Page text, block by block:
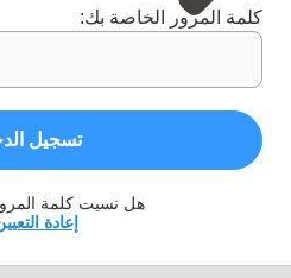
كلمة المرور الخاصة بك:
تسجيل
هل نسيت كلمة
إعادة